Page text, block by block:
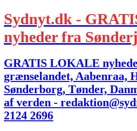
Sydnyt.dk -
nyheder fra
GRATIS LOKALE
grænselandet, Aabenraa,
Sønderborg, Tønder,
af verden -
2124 2696